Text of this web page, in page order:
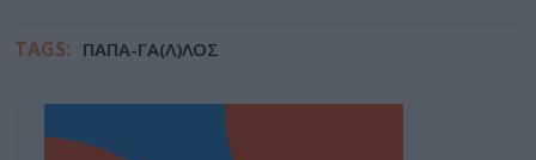
TAGS: ΠΑΠΑ-ΓΑ(Λ)ΛΟΣ